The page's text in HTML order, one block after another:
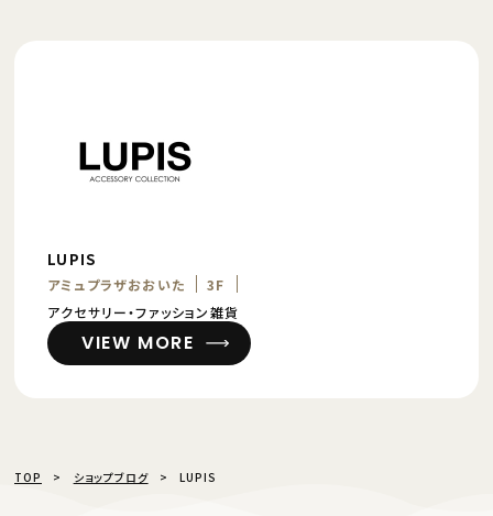
LUPIS
アミュプラザおおいた
3F
アクセサリー・ファッション雑貨
VIEW MORE
TOP ショップブログ LUPIS